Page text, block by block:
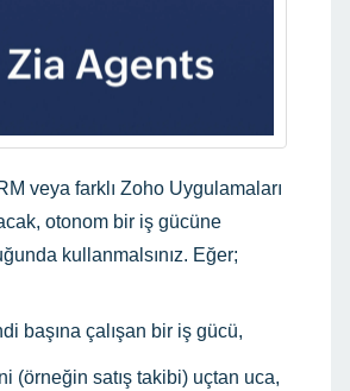
veya farklı Zoho Uygulamaları
otonom bir iş gücüne
kullanmalsınız. Eğer;
başına çalışan bir iş gücü,
(örneğin satış takibi) uçtan uca,